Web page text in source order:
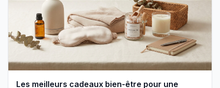
Les meilleurs cadeaux bien-être pour une